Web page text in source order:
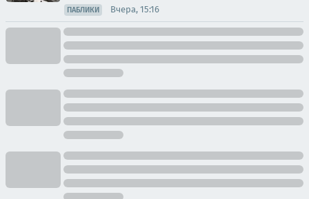
ПАБЛИКИ Вчера, 15:16